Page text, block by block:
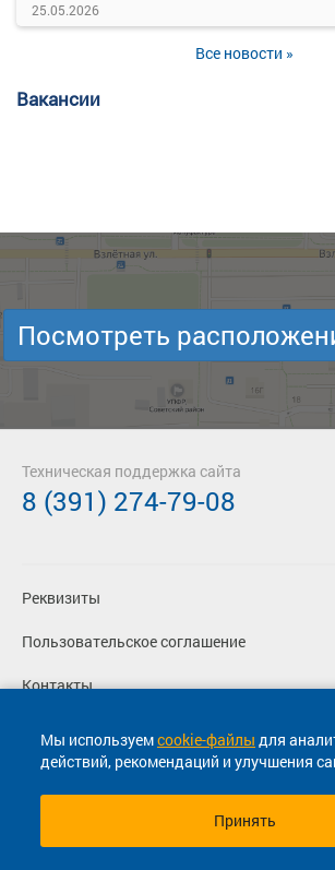
25.05.2026
Все новости »
Вакансии
Мы используемcookie-файлы для
действий, рекомендаций и улучшения
Принять
Посмотреть
Реквизиты
Пользовательское соглашение
Контакты
Политика конфиденциальности
Перевозчикам
Техническая поддержка сайта
8 (391) 274-79-08
© 2013-2026, ООО "Капитал"- Онлайн